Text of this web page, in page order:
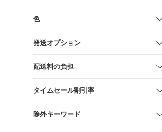
色
発送オプション
配送料の負担
タイムセール割引率
除外キーワード